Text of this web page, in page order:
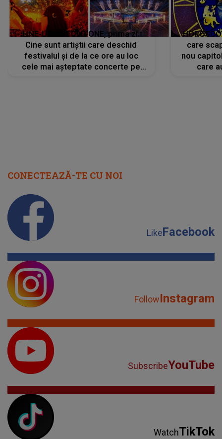
LINE-UP UNTOLD ONE, prima zi.
Cine sunt artiștii care deschid
festivalul și de la ce ore au loc
cele mai așteptate concerte pe
care
nou
care
CONECTEAZĂ-TE CU NOI
LikeFacebook
FollowInstagram
SubscribeYouTube
WatchTikTok